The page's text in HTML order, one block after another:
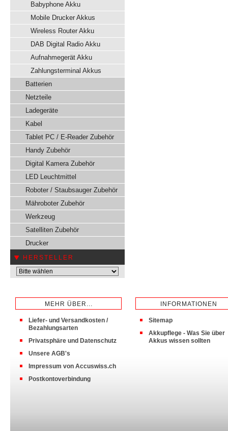
Babyphone Akku
Mobile Drucker Akkus
Wireless Router Akku
DAB Digital Radio Akku
Aufnahmegerät Akku
Zahlungsterminal Akkus
Batterien
Netzteile
Ladegeräte
Kabel
Tablet PC / E-Reader Zubehör
Handy Zubehör
Digital Kamera Zubehör
LED Leuchtmittel
Roboter / Staubsauger Zubehör
Mähroboter Zubehör
Werkzeug
Satelliten Zubehör
Drucker
HERSTELLER
MEHR ÜBER...
Liefer- und Versandkosten /
Bezahlungsarten
Privatsphäre und Datenschutz
Unsere AGB's
Impressum von Accuswiss.ch
Postkontoverbindung
INFORMATIONEN
Sitemap
Akkupflege - Was Sie über
Akkus wissen sollten